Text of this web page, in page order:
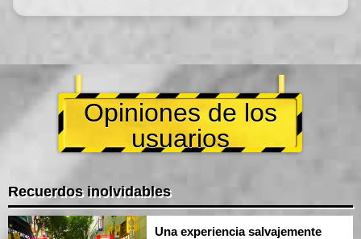
Opiniones de los
usuarios
Recuerdos inolvidables
Una experiencia salvajemente